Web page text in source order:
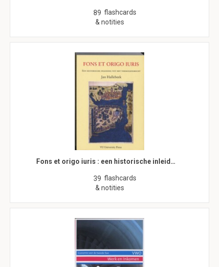
89 flashcards
& notities
Fons et origo iuris : een historische inleid…
39 flashcards
& notities